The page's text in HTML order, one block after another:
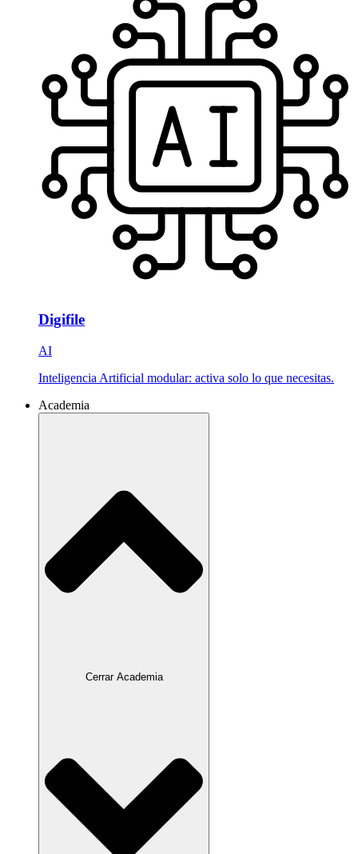
Digifile
AI
Inteligencia Artificial modular: activa solo lo que necesitas.
Academia
Cerrar Academia